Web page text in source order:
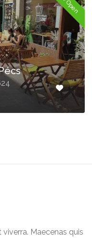
Maecenas quis